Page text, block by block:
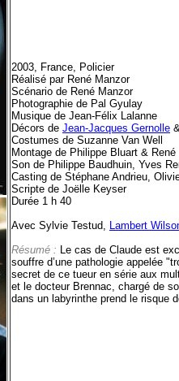
2003, France, Policier
Réalisé par René Manzor
Scénario de René Manzor
Photographie de Pal Gyulay
Musique de Jean-Félix Lalanne
Décors de Jean-Jacques Gernolle
Costumes de Suzanne Van Well
Montage de Philippe Bluart & René
Son de Philippe Baudhuin, Yves
Casting de Stéphane Andrieu,
Scripte de Joëlle Keyser
Durée 1 h 40
Avec Sylvie Testud, Lambert
Résumé : Le cas de Claude est
souffre d’une pathologie appelée
secret de ce tueur en série aux
et le docteur Brennac, chargé de
dans un labyrinthe prend le risque